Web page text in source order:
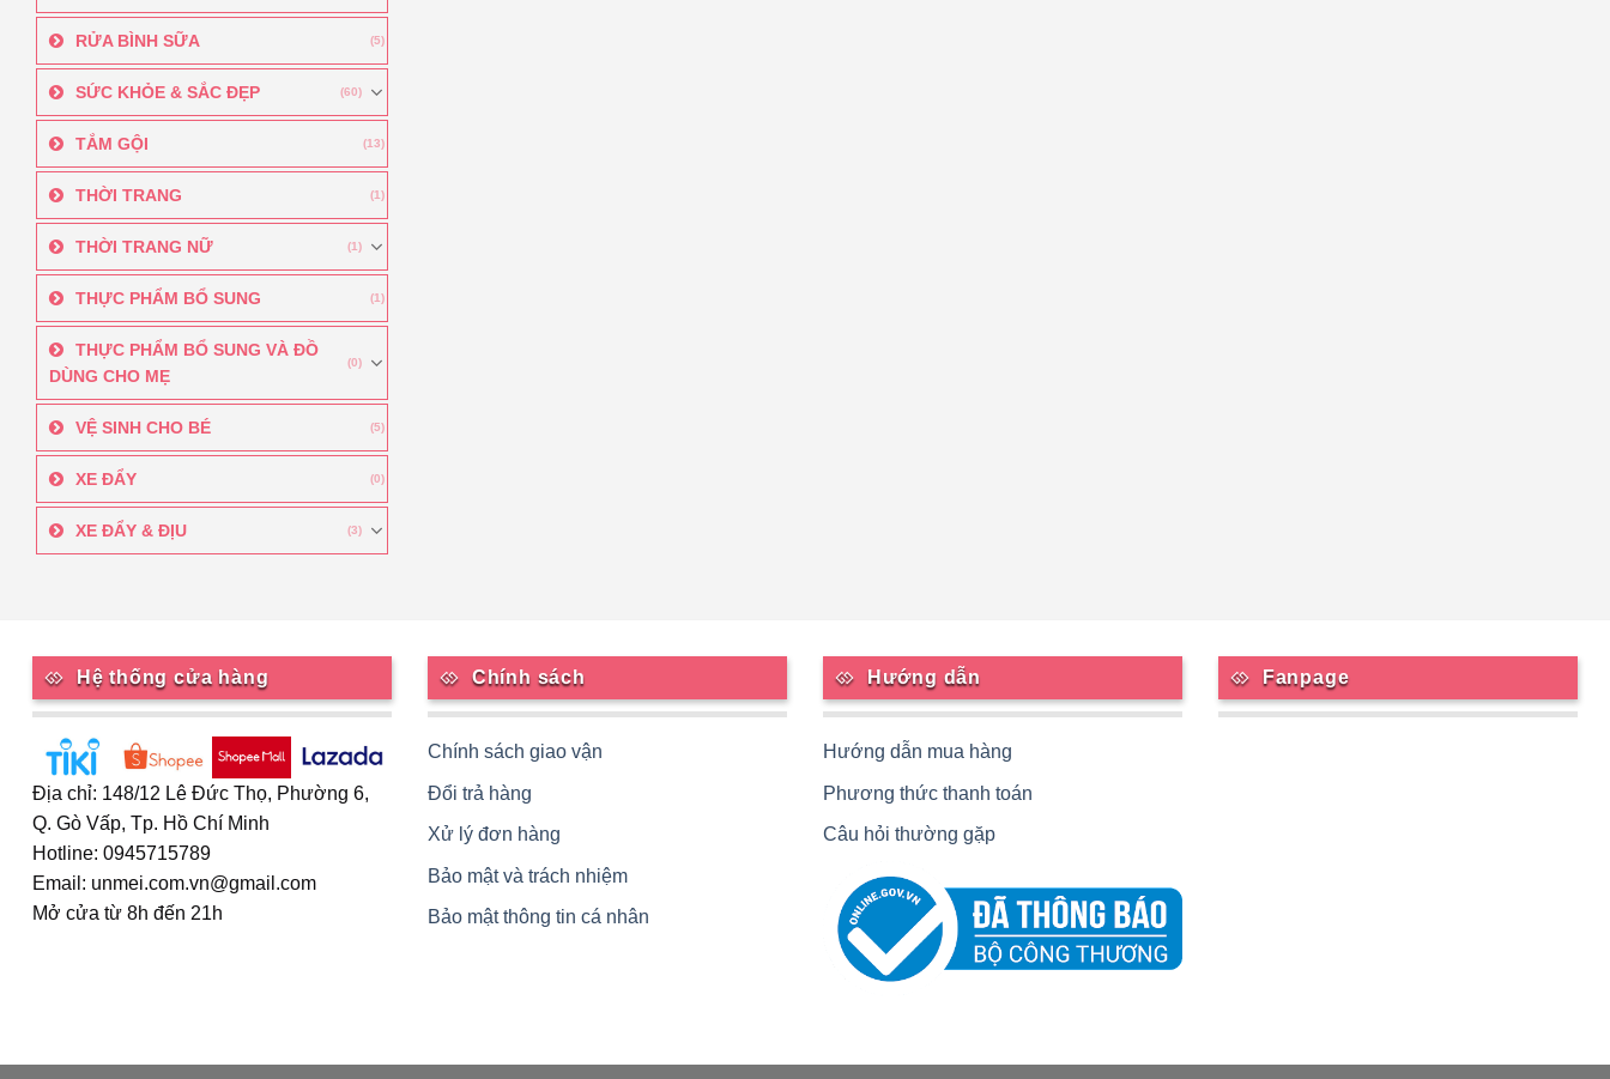
RỬA BÌNH SỮA (5)
SỨC KHỎE & SẮC ĐẸP (60)
TẮM GỘI (13)
THỜI TRANG (1)
THỜI TRANG NỮ (1)
THỰC PHẨM BỔ SUNG (1)
THỰC PHẨM BỔ SUNG VÀ ĐỒ
DÙNG CHO MẸ
(0)
VỆ SINH CHO BÉ (5)
XE ĐẨY (0)
XE ĐẨY & ĐỊU (3)
Hệ thống cửa hàng
Địa chỉ: 148/12 Lê Đức Thọ, Phường 6,
Q. Gò Vấp, Tp. Hồ Chí Minh
Hotline: 0945715789
Email: unmei.com.vn@gmail.com
Mở cửa từ 8h đến 21h
Chính sách
Chính sách giao vận
Đổi trả hàng
Xử lý đơn hàng
Bảo mật và trách nhiệm
Bảo mật thông tin cá nhân
Hướng dẫn
Hướng dẫn mua hàng
Phương thức thanh toán
Câu hỏi thường gặp
Fanpage